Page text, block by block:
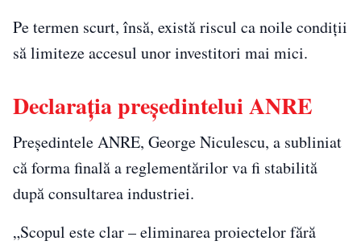
Pe termen scurt, însă, există riscul ca noile condiții
să limiteze accesul unor investitori mai mici.
Declarația președintelui ANRE
Președintele ANRE, George Niculescu, a subliniat
că forma finală a reglementărilor va fi stabilită
după consultarea industriei.
„Scopul este clar – eliminarea proiectelor fără